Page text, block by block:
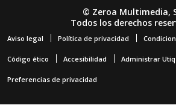
© Zeroa Multimedia,
Todos los derechos
Aviso legal Política de privacidad
Código ético Accesibilidad Administrar Utiq
Preferencias de privacidad